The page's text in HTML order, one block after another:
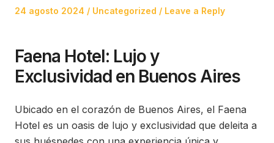
Posted
24 agosto 2024
Posted
Uncategorized Leave a Reply
Faena Hotel: Lujo y
Exclusividad en Buenos Aires
Ubicado en el corazón de Buenos Aires, el Faena
Hotel es un oasis de lujo y exclusividad que deleita a